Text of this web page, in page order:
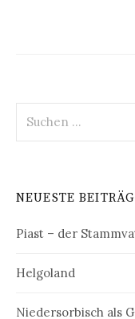
nach:
NEUESTE
Piast – der
Helgoland
Niedersorbisch als